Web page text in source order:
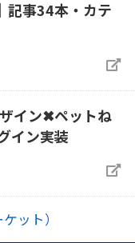
記事34本・カテ
イン✖ペットね
イン実装
ット）